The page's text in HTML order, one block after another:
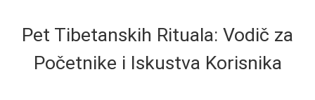
Pet Tibetanskih Rituala: Vodič za
Početnike i Iskustva Korisnika